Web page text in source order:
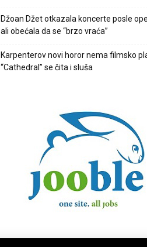
Džoan Džet otkazala koncerte posle
ali obećala da se “brzo vraća”
Karpenterov novi horor nema filmsko
“Cathedral” se čita i sluša